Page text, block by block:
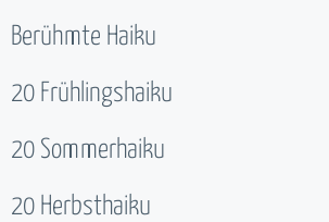
Berühmte Haiku
20 Frühlingshaiku
20 Sommerhaiku
20 Herbsthaiku